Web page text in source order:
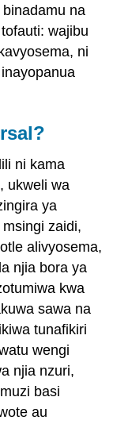
na
wajibu
ni
ni kama
ukweli wa
ya
zaidi,
alivyosema,
njia bora ya
kwa
sawa na
tunafikiri
wengi
njia nzuri,
basi
au